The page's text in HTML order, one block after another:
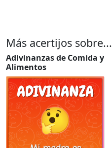
Más acertijos sobre...
Adivinanzas de Comida y
Alimentos